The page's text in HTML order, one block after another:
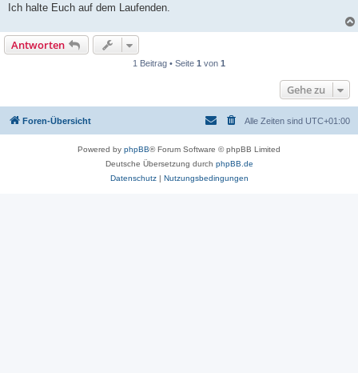
Ich halte Euch auf dem Laufenden.
Antworten
1 Beitrag • Seite 1 von 1
Gehe zu
Foren-Übersicht Alle Zeiten sind UTC+01:00
Powered by phpBB® Forum Software © phpBB Limited
Deutsche Übersetzung durch phpBB.de
Datenschutz| Nutzungsbedingungen